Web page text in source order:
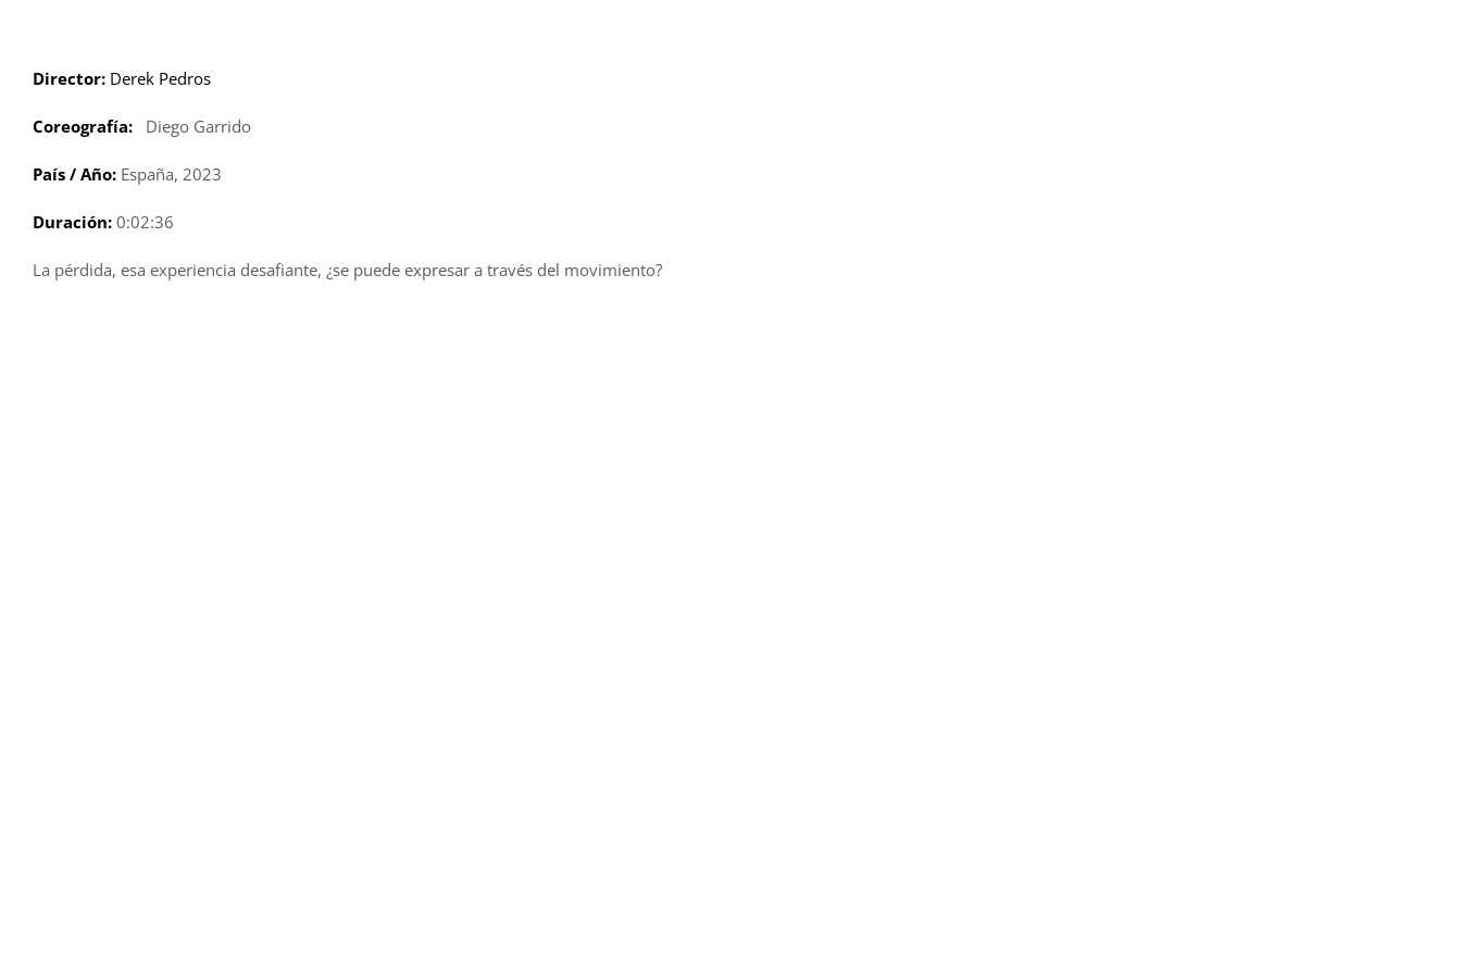
Director: Derek Pedros
Coreografía: Diego Garrido
País / Año: España, 2023
Duración: 0:02:36
La pérdida, esa experiencia desafiante, ¿se puede expresar a través del movimiento?